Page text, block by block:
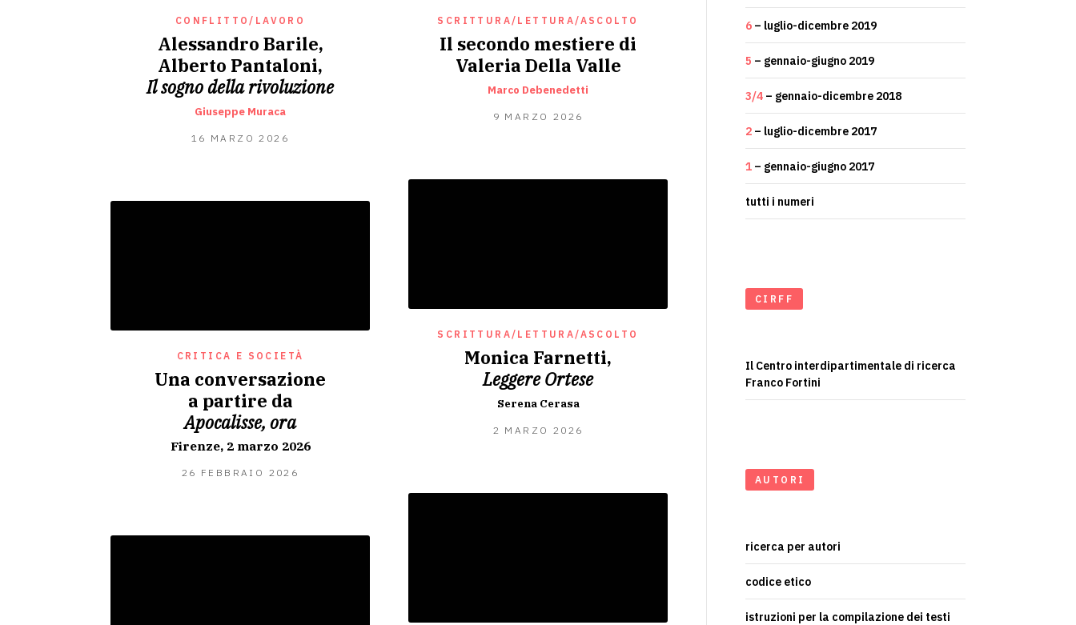
CONFLITTO/LAVORO
Alessandro Barile,
Alberto Pantaloni,
Il sogno della rivoluzione
Giuseppe Muraca
16 MARZO 2026
SCRITTURA/LETTURA/ASCOLTO
Il secondo mestiere di
Valeria Della Valle
Marco Debenedetti
9 MARZO 2026
SCRITTURA/LETTURA/ASCOLTO
Monica Farnetti,
Leggere Ortese
Serena Cerasa
2 MARZO 2026
CRITICA E SOCIETÀ
Una conversazione
a partire da
Apocalisse, ora
Firenze, 2 marzo 2026
26 FEBBRAIO 2026
6 – luglio-dicembre 2019
5 – gennaio-giugno 2019
3/4 – gennaio-dicembre 2018
2 – luglio-dicembre 2017
1 – gennaio-giugno 2017
tutti i numeri
CIRFF
Il Centro interdipartimentale di ricerca
Franco Fortini
AUTORI
ricerca per autori
codice etico
istruzioni per la compilazione dei testi